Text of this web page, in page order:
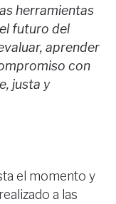
herramientas
futuro del
aprender
con
justa y
el momento y
a las